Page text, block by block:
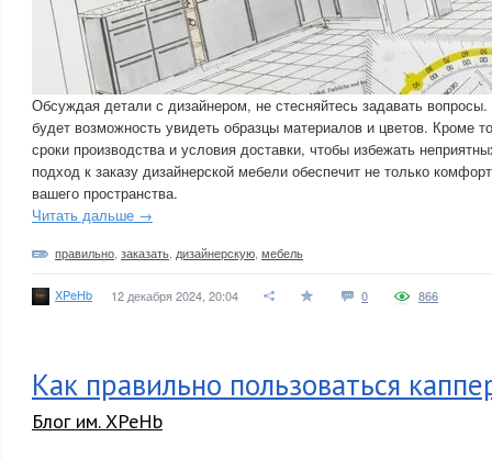
Обсуждая детали с дизайнером, не стесняйтесь задавать
будет возможность увидеть образцы материалов и цветов. Кроме
сроки производства и условия доставки, чтобы избежать
подход к заказу дизайнерской мебели обеспечит не только
вашего пространства.
Читать дальше →
правильно заказать дизайнерскую мебель
XPeHb 12 декабря 2024, 20:04 0 866
Как правильно пользоваться
Блог им. XPeHb